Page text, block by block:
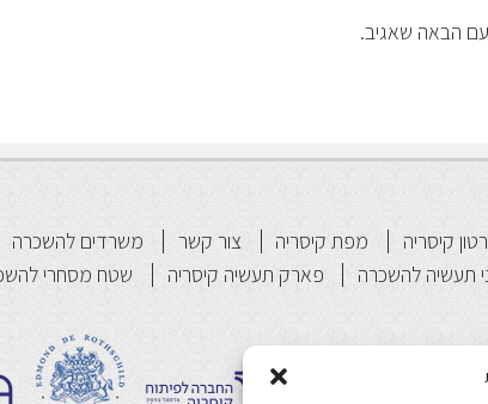
הבאה שאגיב.
קיסריה מפת קיסריה צור קשר משרדים להשכרה
תעשיה להשכרה
פארק תעשיה קיסריה שטח מסחרי